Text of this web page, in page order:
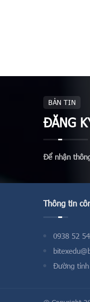
BẢN TIN
ĐĂNG
Để nhận
Thông tin
0938 52
Đường tỉnh